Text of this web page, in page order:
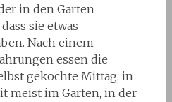
in den Garten
sie etwas
Nach einem
essen die
gekochte Mittag, in
meist im Garten, in der